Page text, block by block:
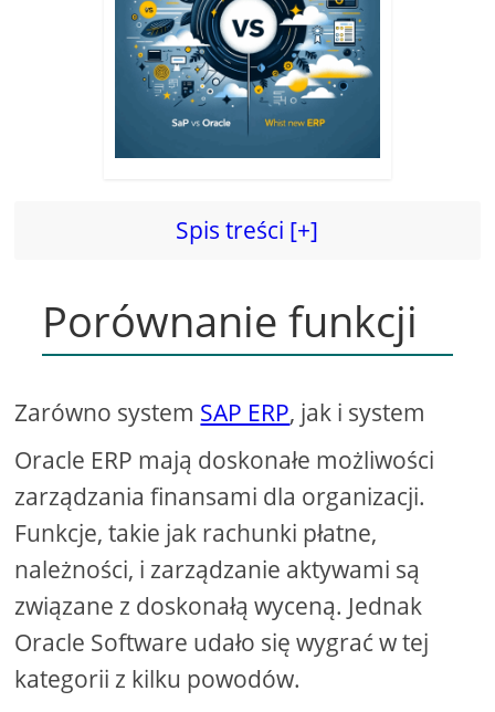
Spis treści [+]
Porównanie funkcji
Zarówno system SAP ERP, jak i system
Oracle ERP mają doskonałe możliwości
zarządzania finansami dla organizacji.
Funkcje, takie jak rachunki płatne,
należności, i zarządzanie aktywami są
związane z doskonałą wyceną. Jednak
Oracle Software udało się wygrać w tej
kategorii z kilku powodów.